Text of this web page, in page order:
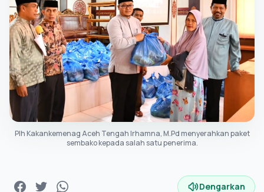
Plh Kakankemenag Aceh Tengah Irhamna, M.Pd menyerahkan paket
sembako kepada salah satu penerima.
Dengarkan